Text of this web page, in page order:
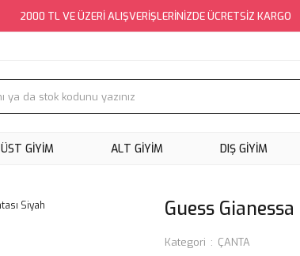
2000 TL VE ÜZERİ ALIŞVERİŞLERİNİZDE ÜCRETSİZ KARGO
ÜST GİYİM ALT GİYİM DIŞ GİYİM
Guess
Kategori
ÇANTA